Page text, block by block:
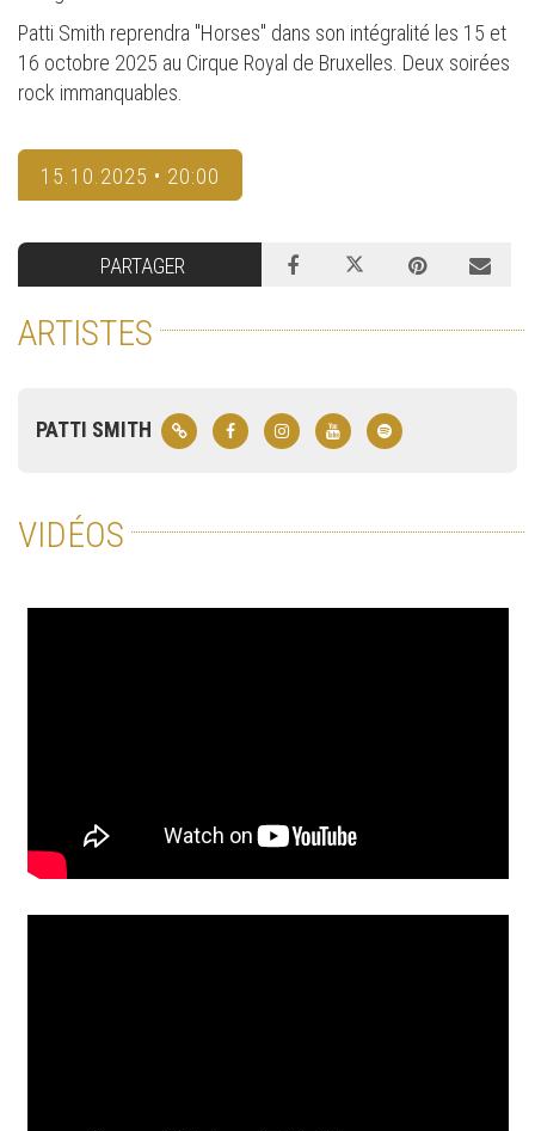
Patti Smith reprendra "Horses" dans son intégralité les 15 et
16 octobre 2025 au Cirque Royal de Bruxelles. Deux soirées
rock immanquables.
15.10.2025 • 20:00
PARTAGER
ARTISTES
PATTI SMITH
VIDÉOS